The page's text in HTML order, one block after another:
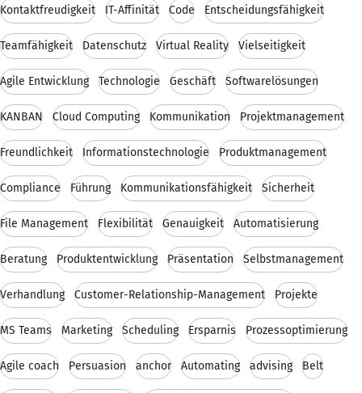
Kontaktfreudigkeit IT-Affinität Code Entscheidungsfähigkeit
Teamfähigkeit Datenschutz Virtual Reality Vielseitigkeit
Agile Entwicklung Technologie Geschäft Softwarelösungen
KANBAN Cloud Computing Kommunikation Projektmanagement
Freundlichkeit Informationstechnologie Produktmanagement
Compliance Führung Kommunikationsfähigkeit Sicherheit
File Management Flexibilität Genauigkeit Automatisierung
Beratung Produktentwicklung Präsentation Selbstmanagement
Verhandlung Customer-Relationship-Management Projekte
MS Teams Marketing Scheduling Ersparnis Prozessoptimierung
Agile coach Persuasion anchor Automating advising Belt